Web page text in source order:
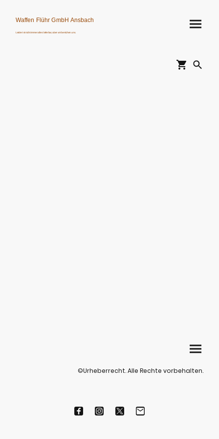
Waffen Flühr GmbH Ansbach
Leider ist nicht immer alles lieferbar, aber wir bemühen uns.
©Urheberrecht. Alle Rechte vorbehalten.